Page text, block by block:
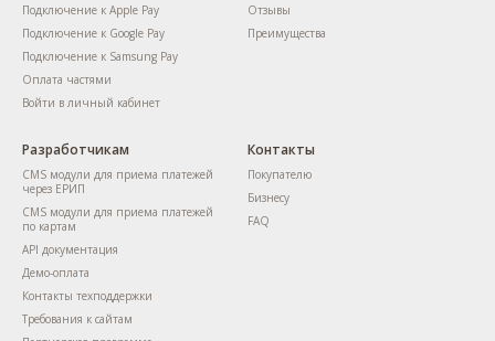
Подключение к Apple Pay
Подключение к Google Pay
Подключение к Samsung Pay
Оплата частями
Войти в личный кабинет
Отзывы
Преимущества
Разработчикам
CMS модули для приема платежей
через ЕРИП
CMS модули для приема платежей
по картам
API документация
Демо-оплата
Контакты техподдержки
Требования к сайтам
Контакты
Покупателю
Бизнесу
FAQ